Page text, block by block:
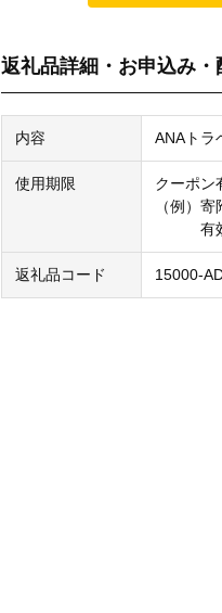
返礼品詳細・お申込み・
内容 ANAトラ
使用期限
クーポン
（例）
有効
返礼品コード 15000-